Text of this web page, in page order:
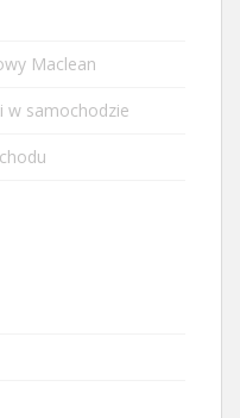
Maclean
w samochodzie